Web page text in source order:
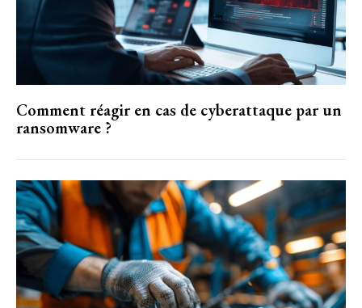
Comment réagir en cas de cyberattaque par un
ransomware ?